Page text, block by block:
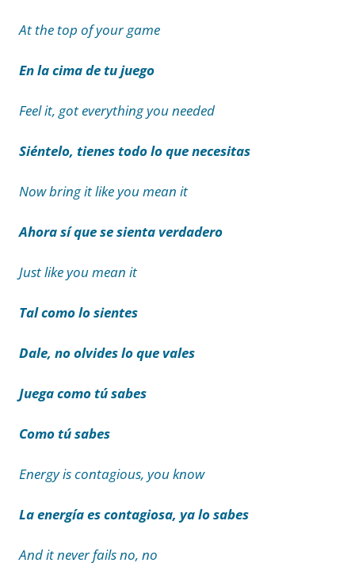
At the top of your game
En la cima de tu juego
Feel it, got everything you needed
Siéntelo, tienes todo lo que necesitas
Now bring it like you mean it
Ahora sí que se sienta verdadero
Just like you mean it
Tal como lo sientes
Dale, no olvides lo que vales
Juega como tú sabes
Como tú sabes
Energy is contagious, you know
La energía es contagiosa, ya lo sabes
And it never fails no, no